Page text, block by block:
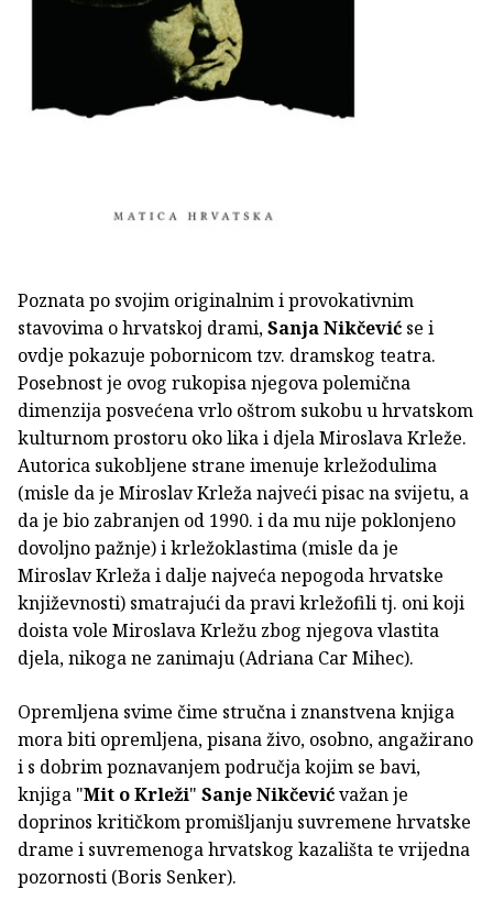
Poznata po svojim originalnim i provokativnim
stavovima o hrvatskoj drami,Sanja Nikčević se i
ovdje pokazuje pobornicom tzv. dramskog teatra.
Posebnost je ovog rukopisa njegova polemična
dimenzija posvećena vrlo oštrom sukobu u hrvatskom
kulturnom prostoru oko lika i djela Miroslava Krleže.
Autorica sukobljene strane imenuje krležodulima
(misle da je Miroslav Krleža najveći pisac na svijetu, a
da je bio zabranjen od 1990. i da mu nije poklonjeno
dovoljno pažnje) i krležoklastima (misle da je
Miroslav Krleža i dalje najveća nepogoda hrvatske
književnosti) smatrajući da pravi krležofili tj. oni koji
doista vole Miroslava Krležu zbog njegova vlastita
djela, nikoga ne zanimaju (Adriana Car Mihec).
Opremljena svime čime stručna i znanstvena knjiga
mora biti opremljena, pisana živo, osobno, angažirano
i s dobrim poznavanjem područja kojim se bavi,
knjiga "Mit o Krleži" Sanje Nikčevićvažan je
doprinos kritičkom promišljanju suvremene hrvatske
drame i suvremenoga hrvatskog kazališta te vrijedna
pozornosti (Boris Senker).